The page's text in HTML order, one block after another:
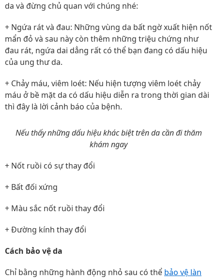
da và đừng chủ quan với chúng nhé:
+ Ngứa rát và đau: Những vùng da bất ngờ xuất hiện nốt
mẩn đỏ và sau này còn thêm những triệu chứng như
đau rát, ngứa dai dẳng rất có thể bạn đang có dấu hiệu
của ung thư da.
+ Chảy máu, viêm loét: Nếu hiện tượng viêm loét chảy
máu ở bề mặt da có dấu hiệu diễn ra trong thời gian dài
thì đây là lời cảnh báo của bệnh.
Nếu thấy những dấu hiệu khác biệt trên da cần đi thăm
khám ngay
+ Nốt ruồi có sự thay đổi
+ Bất đối xứng
+ Màu sắc nốt ruồi thay đổi
+ Đường kính thay đổi
Cách bảo vệ da
Chỉ bằng những hành động nhỏ sau có thể bảo vệ làn